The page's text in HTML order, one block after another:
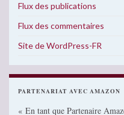
Flux des publications
Flux des commentaires
Site de WordPress-FR
PARTENARIAT AVEC AMAZON
« En tant que Partenaire